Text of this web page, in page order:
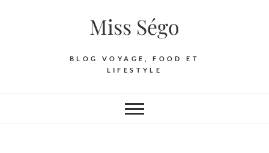
Miss Ségo
BLOG VOYAGE, FOOD ET
LIFESTYLE